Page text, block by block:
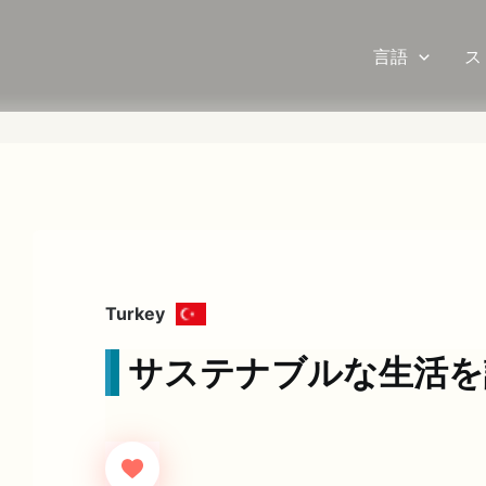
言語
Turkey
サステナブルな生活